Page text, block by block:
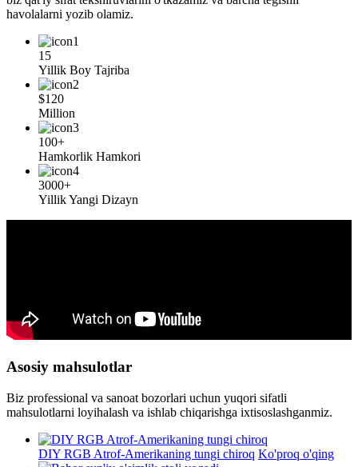
havolalarni yozib olamiz.
15
Yillik Boy Tajriba
$120
Million
100+
Hamkorlik Hamkori
3000+
Yillik Yangi Dizayn
Asosiy mahsulotlar
Biz professional va sanoat bozorlari uchun yuqori sifatli
mahsulotlarni loyihalash va ishlab chiqarishga ixtisoslashganmiz.
DIY RGB Atrof-Amerikaning tungi chiroq Ko'proq o'qing